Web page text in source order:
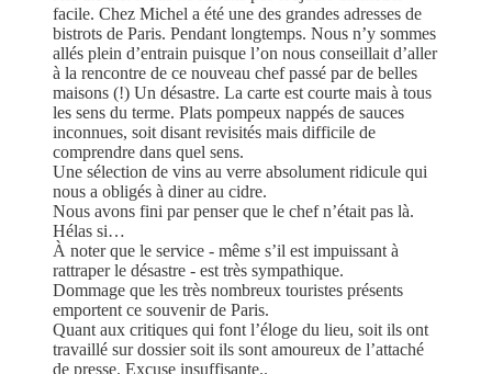
facile. Chez Michel a été une des grandes adresses de
bistrots de Paris. Pendant longtemps. Nous n’y sommes
allés plein d’entrain puisque l’on nous conseillait d’aller
à la rencontre de ce nouveau chef passé par de belles
maisons (!) Un désastre. La carte est courte mais à tous
les sens du terme. Plats pompeux nappés de sauces
inconnues, soit disant revisités mais difficile de
comprendre dans quel sens.
Une sélection de vins au verre absolument ridicule qui
nous a obligés à diner au cidre.
Nous avons fini par penser que le chef n’était pas là.
Hélas si…
À noter que le service - même s’il est impuissant à
rattraper le désastre - est très sympathique.
Dommage que les très nombreux touristes présents
emportent ce souvenir de Paris.
Quant aux critiques qui font l’éloge du lieu, soit ils ont
travaillé sur dossier soit ils sont amoureux de l’attaché
de presse. Excuse insuffisante..